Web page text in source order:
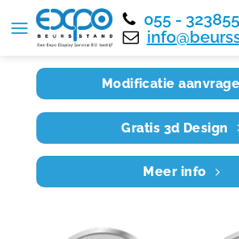
055 -
Home RE10X4 009
Modificatie
Gratis 3d Design
Meer info